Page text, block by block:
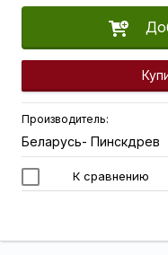
Производитель:
Беларусь- Пинскдрев
К сравнению